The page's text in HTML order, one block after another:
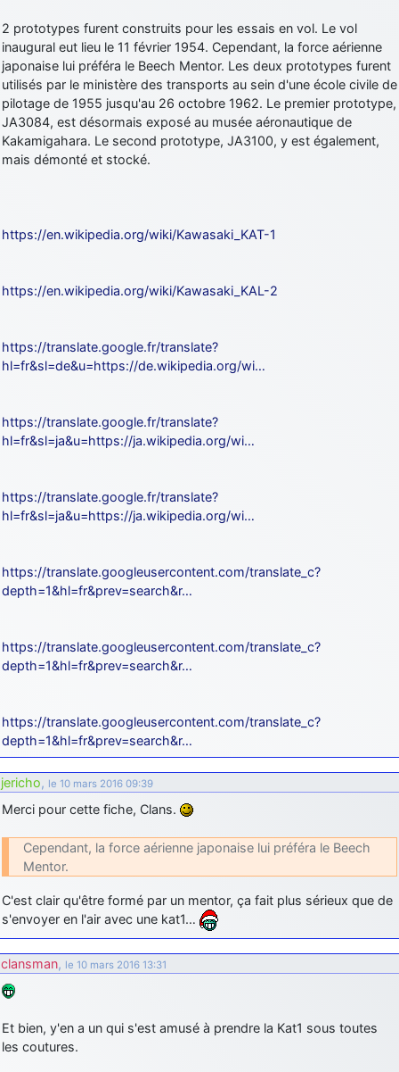
2 prototypes furent construits pour les essais en vol. Le vol
inaugural eut lieu le 11 février 1954. Cependant, la force aérienne
japonaise lui préféra le Beech Mentor. Les deux prototypes furent
utilisés par le ministère des transports au sein d'une école civile de
pilotage de 1955 jusqu'au 26 octobre 1962. Le premier prototype,
JA3084, est désormais exposé au musée aéronautique de
Kakamigahara. Le second prototype, JA3100, y est également,
mais démonté et stocké.
https://en.wikipedia.org/wiki/Kawasaki_KAT-1
https://en.wikipedia.org/wiki/Kawasaki_KAL-2
https://translate.google.fr/translate?
hl=fr&sl=de&u=https://de.wikipedia.org/wi…
https://translate.google.fr/translate?
hl=fr&sl=ja&u=https://ja.wikipedia.org/wi…
https://translate.google.fr/translate?
hl=fr&sl=ja&u=https://ja.wikipedia.org/wi…
https://translate.googleusercontent.com/translate_c?
depth=1&hl=fr&prev=search&r…
https://translate.googleusercontent.com/translate_c?
depth=1&hl=fr&prev=search&r…
https://translate.googleusercontent.com/translate_c?
depth=1&hl=fr&prev=search&r…
jericho, le 10 mars 2016 09:39
Merci pour cette fiche, Clans.
Cependant, la force aérienne japonaise lui préféra le Beech
Mentor.
C'est clair qu'être formé par un mentor, ça fait plus sérieux que de
s'envoyer en l'air avec une kat1…
clansman, le 10 mars 2016 13:31
Et bien, y'en a un qui s'est amusé à prendre la Kat1 sous toutes
les coutures.